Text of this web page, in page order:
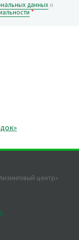
данных и
*
центр»